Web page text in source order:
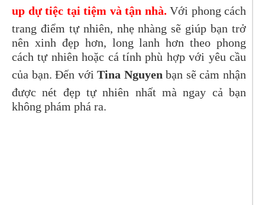
up dự tiệc tại tiệm và tận nhà. Với phong cách
trang điểm tự nhiên, nhẹ nhàng sẽ giúp bạn trở
nên xinh đẹp hơn, long lanh hơn theo phong
cách tự nhiên hoặc cá tính phù hợp với yêu cầu
của bạn. Đến vớiTina Nguyen bạn sẽ cảm nhận
được nét đẹp tự nhiên nhất mà ngay cả bạn
không phám phá ra.